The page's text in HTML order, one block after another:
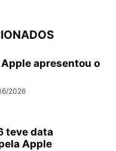
apresentou o
2026
teve data
Apple